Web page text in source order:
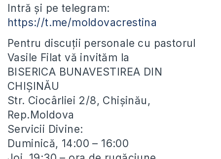
Intră și pe telegram:
https://t.me/moldovacrestina
Pentru discuții personale cu pastorul
Vasile Filat vă invităm la
BISERICA BUNAVESTIREA DIN
CHIȘINĂU
Str. Ciocârliei 2/8, Chișinău,
Rep.Moldova
Servicii Divine:
Duminică, 14:00 – 16:00